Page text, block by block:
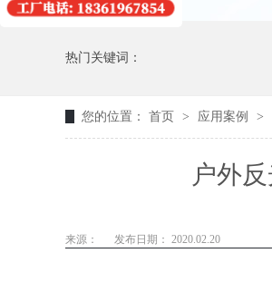
热门关键词：
您的位置： 首页 > 应用案例 >
户外
来源： 发布日期： 2020.02.20